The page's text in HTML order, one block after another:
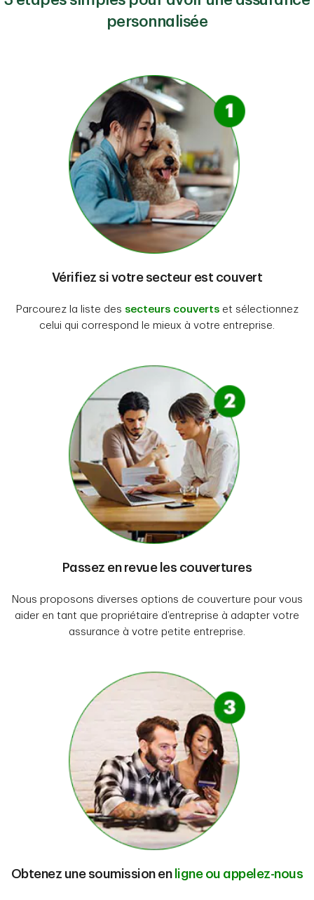
personnalisée
Vérifiez si votre secteur est couvert
Parcourez la liste des secteurs couvertset sélectionnez
celui qui correspond le mieux à votre entreprise.
Passez en revue les couvertures
Nous proposons diverses options de couverture pour vous
aider en tant que propriétaire d’entreprise à adapter votre
assurance à votre petite entreprise.
Obtenez une soumission en ligne ou appelez-nous